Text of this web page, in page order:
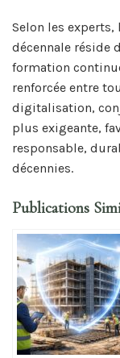
Selon les experts,
décennale réside
formation
renforcée entre
digitalisation,
plus exigeante,
responsable,
décennies.
Publications